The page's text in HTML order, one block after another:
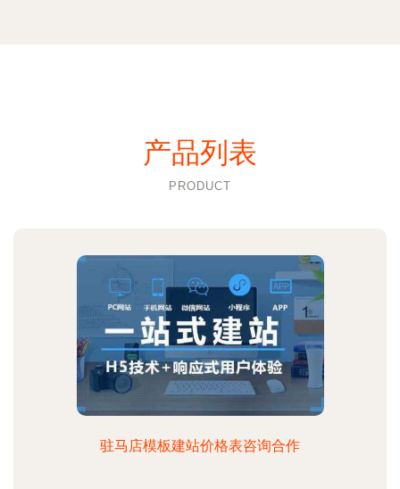
产品列表
PRODUCT
驻马店模板建站价格表咨询合作